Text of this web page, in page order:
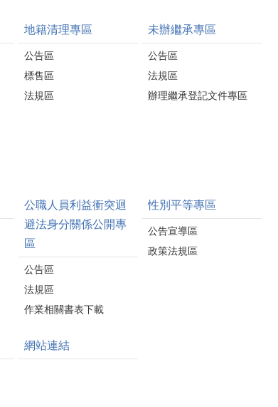
地籍清理專區
公告區
標售區
法規區
未辦繼承專區
公告區
法規區
辦理繼承登記文件專區
公職人員利益衝突迴
避法身分關係公開專
區
公告區
法規區
作業相關書表下載
性別平等專區
公告宣導區
政策法規區
網站連結